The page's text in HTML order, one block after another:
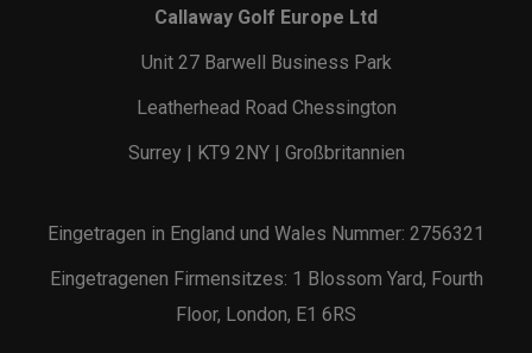
Callaway Golf Europe Ltd
Unit 27 Barwell Business Park
Leatherhead Road Chessington
Surrey | KT9 2NY | Großbritannien
Eingetragen in England und Wales Nummer: 2756321
Eingetragenen Firmensitzes: 1 Blossom Yard, Fourth
Floor, London, E1 6RS